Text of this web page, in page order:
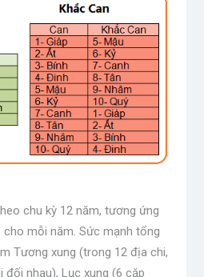
chu kỳ 12 năm, tương ứng
mỗi năm. Sức mạnh tổng
Tương xung (trong 12 địa chi,
nhau), Lục xung (6 cặp